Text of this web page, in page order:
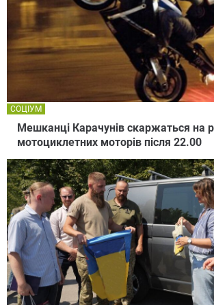
Мешканці Карачунів скаржаться на
мотоциклетних моторів після 22.00
СОЦІУМ